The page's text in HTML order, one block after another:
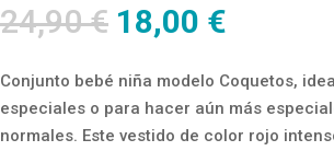
24,90€ El
precio
original
era:
24,90 €.
18,00 €
actual
es:
18,00
Conjunto bebé niña modelo Coquetos,
especiales o para hacer aún más
normales. Este vestido de color rojo